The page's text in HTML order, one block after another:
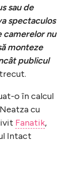
sau de
spectaculos
camerelor nu
monteze
publicul
o în calcul
cu
Fanatik,
Intact